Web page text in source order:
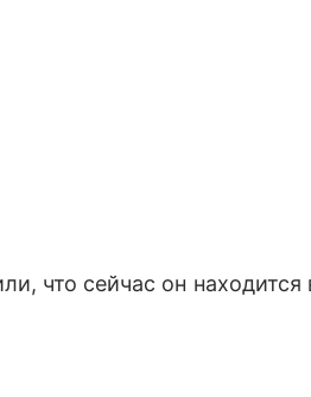
что сейчас он находится